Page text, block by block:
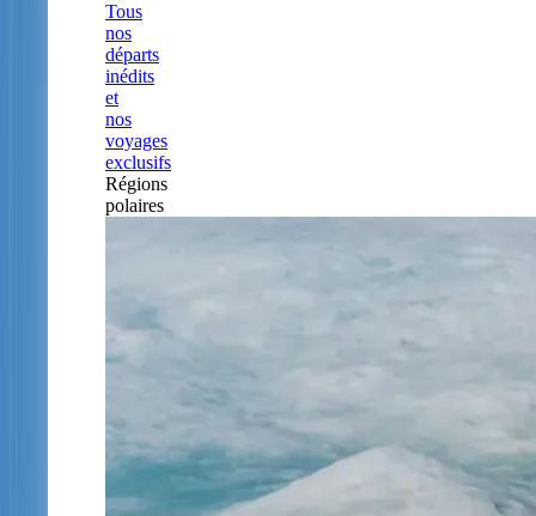
Tous
nos
départs
inédits
et
nos
voyages
exclusifs
Régions
polaires